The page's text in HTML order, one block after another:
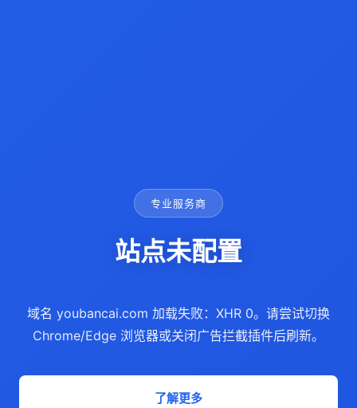
专业服务商
站点未配置
域名 youbancai.com 加载失败：XHR 0。请尝试切换
Chrome/Edge 浏览器或关闭广告拦截插件后刷新。
了解更多